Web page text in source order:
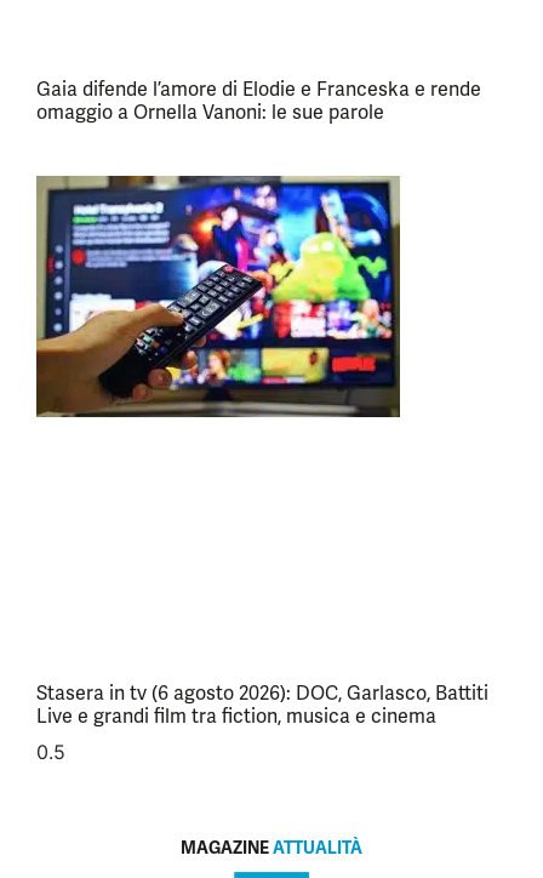
Gaia difende l’amore di Elodie e Franceska e rende
omaggio a Ornella Vanoni: le sue parole
Stasera in tv (6 agosto 2026): DOC, Garlasco, Battiti
Live e grandi film tra fiction, musica e cinema
MAGAZINEATTUALITÀ